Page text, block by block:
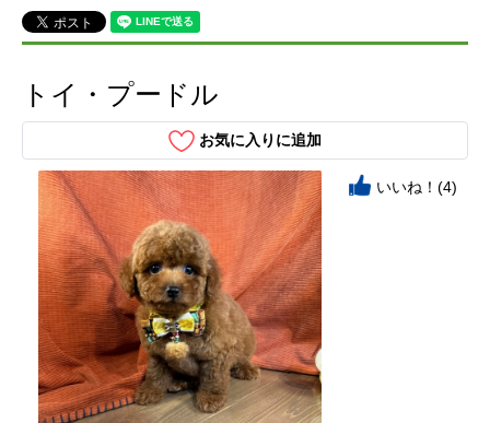
トイ・プードル
お気に入りに追加
いいね！(4)